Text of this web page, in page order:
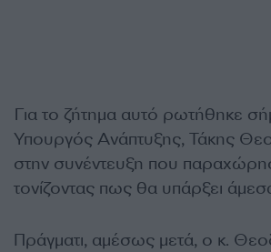
Για το ζήτημα αυτό ρωτήθηκε
Υπουργός Ανάπτυξης, Τάκης
στην συνέντευξη που
τονίζοντας πως θα υπάρξει
Πράγματι, αμέσως μετά, ο κ.